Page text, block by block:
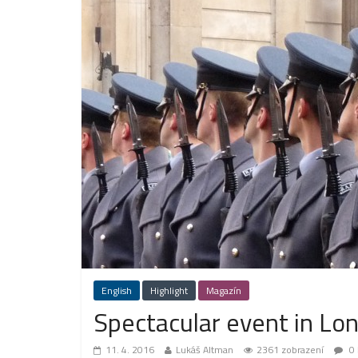
English Highlight Magazín
Spectacular event in
11. 4. 2016 Lukáš Altman 2361 zobrazení 0